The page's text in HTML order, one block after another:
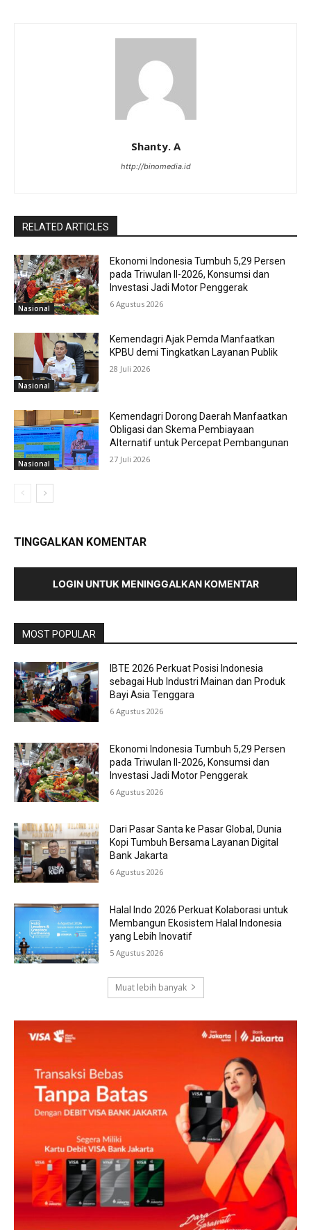
Shanty. A
http://binomedia.id
RELATED ARTICLES
Nasional
Ekonomi Indonesia Tumbuh 5,29 Persen
pada Triwulan II-2026, Konsumsi dan
Investasi Jadi Motor Penggerak
6 Agustus 2026
Nasional
Kemendagri Ajak Pemda Manfaatkan
KPBU demi Tingkatkan Layanan Publik
28 Juli 2026
Nasional
Kemendagri Dorong Daerah Manfaatkan
Obligasi dan Skema Pembiayaan
Alternatif untuk Percepat Pembangunan
27 Juli 2026
TINGGALKAN KOMENTAR
LOGIN UNTUK MENINGGALKAN KOMENTAR
MOST POPULAR
IBTE 2026 Perkuat Posisi Indonesia
sebagai Hub Industri Mainan dan Produk
Bayi Asia Tenggara
6 Agustus 2026
Ekonomi Indonesia Tumbuh 5,29 Persen
pada Triwulan II-2026, Konsumsi dan
Investasi Jadi Motor Penggerak
6 Agustus 2026
Dari Pasar Santa ke Pasar Global, Dunia
Kopi Tumbuh Bersama Layanan Digital
Bank Jakarta
6 Agustus 2026
Halal Indo 2026 Perkuat Kolaborasi untuk
Membangun Ekosistem Halal Indonesia
yang Lebih Inovatif
5 Agustus 2026
Muat lebih banyak